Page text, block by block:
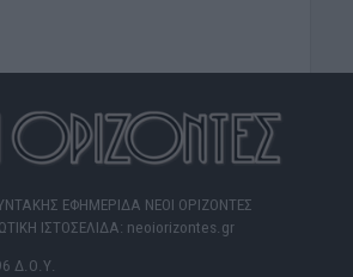
ΕΦΗΜΕΡΙΔΑ ΝΕΟΙ ΟΡΙΖΟΝΤΕΣ
ΙΣΤΟΣΕΛΙΔΑ: neoiorizontes.gr
Δ.Ο.Υ.